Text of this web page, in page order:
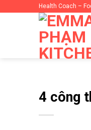
Health Coach –
4 công